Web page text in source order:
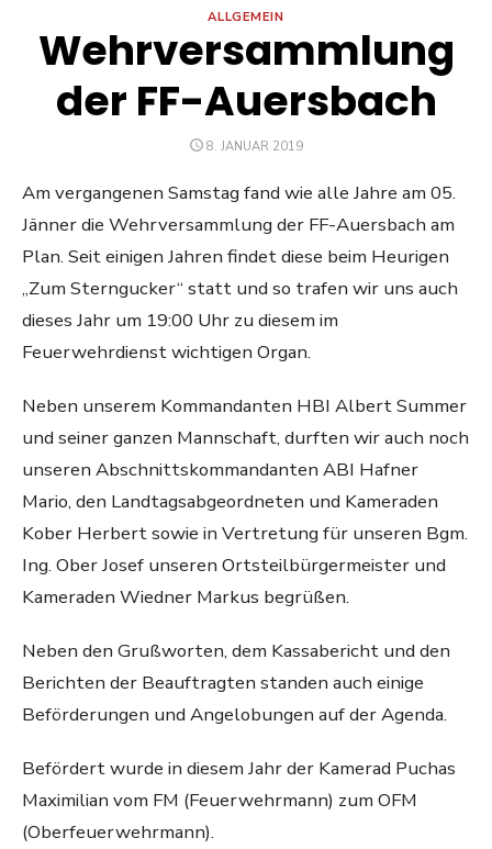
ALLGEMEIN
Wehrversammlung
der FF-Auersbach
POSTED
8. JANUAR 2019
Am vergangenen Samstag fand wie alle Jahre am 05.
Jänner die Wehrversammlung der FF-Auersbach am
Plan. Seit einigen Jahren findet diese beim Heurigen
„Zum Sterngucker“ statt und so trafen wir uns auch
dieses Jahr um 19:00 Uhr zu diesem im
Feuerwehrdienst wichtigen Organ.
Neben unserem Kommandanten HBI Albert Summer
und seiner ganzen Mannschaft, durften wir auch noch
unseren Abschnittskommandanten ABI Hafner
Mario, den Landtagsabgeordneten und Kameraden
Kober Herbert sowie in Vertretung für unseren Bgm.
Ing. Ober Josef unseren Ortsteilbürgermeister und
Kameraden Wiedner Markus begrüßen.
Neben den Grußworten, dem Kassabericht und den
Berichten der Beauftragten standen auch einige
Beförderungen und Angelobungen auf der Agenda.
Befördert wurde in diesem Jahr der Kamerad Puchas
Maximilian vom FM (Feuerwehrmann) zum OFM
(Oberfeuerwehrmann).